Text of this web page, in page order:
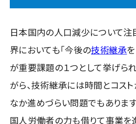
日本国内の人口減少について注
界においても「今後の技術継承
が重要課題の１つとして挙げら
がら、技術継承には時間とコス
なか進めづらい問題でもありま
国人労働者の力も借りて事業を